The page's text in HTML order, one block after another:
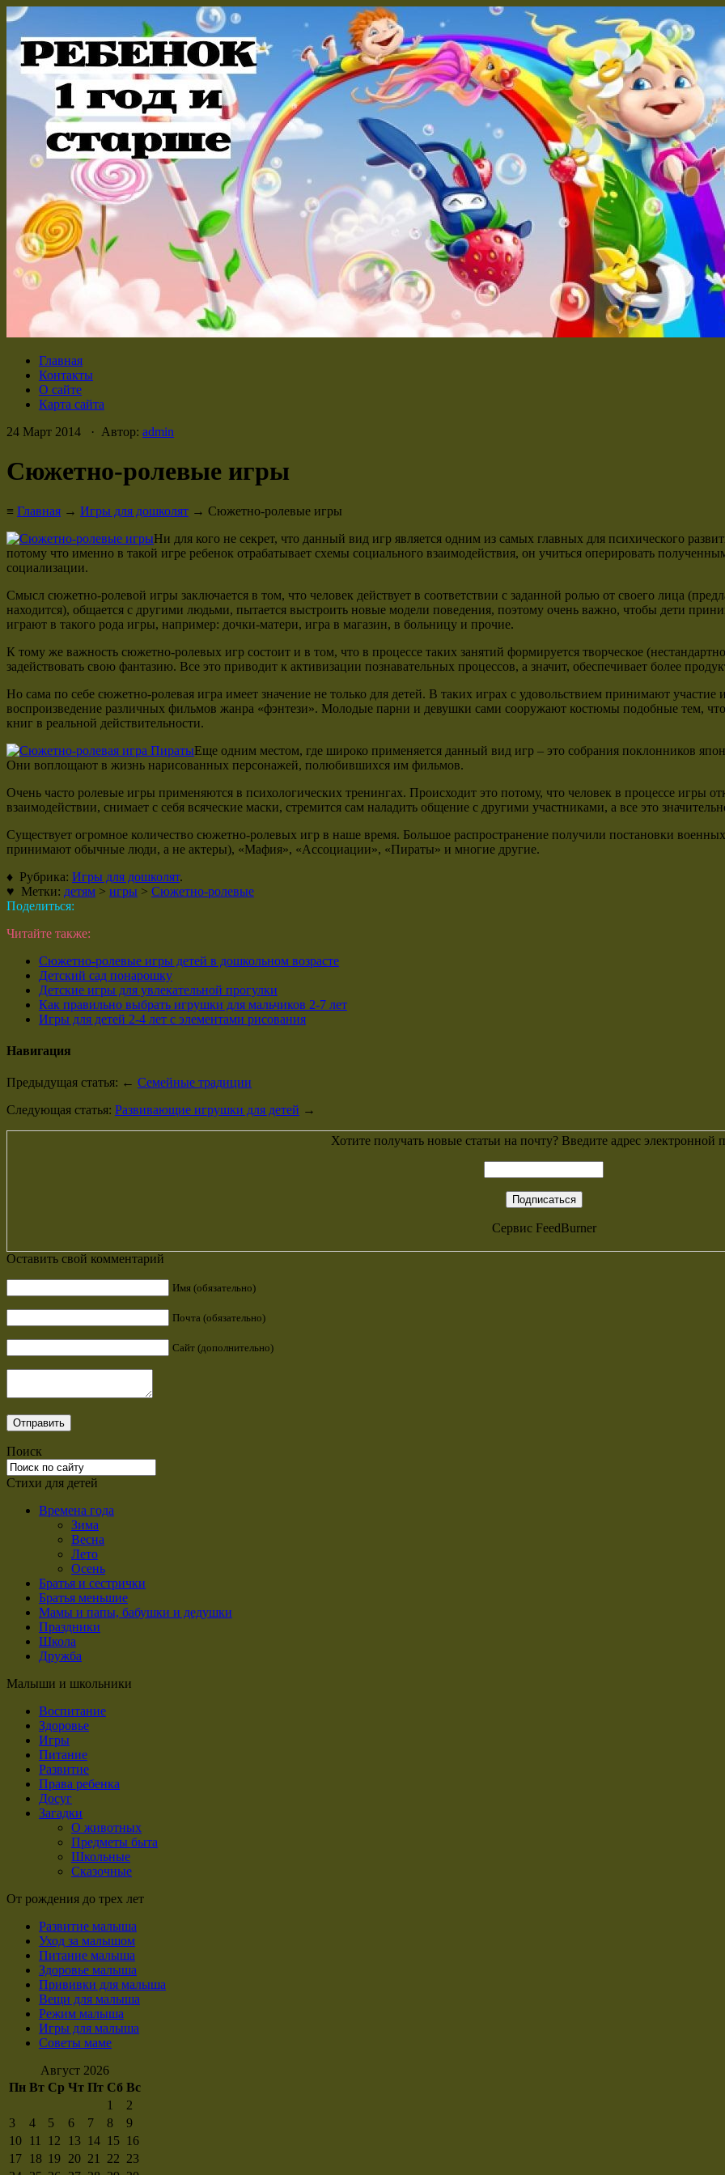
Главная
Контакты
О сайте
Карта сайта
24 Март 2014 · Автор: admin
Сюжетно-ролевые игры
≡ Главная → Игры для дошколят → Сюжетно-ролевые игры
Ни для кого не секрет, что данный вид игр является одним из самых главных для психического
потому что именно в такой игре ребенок отрабатывает схемы социального взаимодействия, он учиться оперировать
социализации.
Смысл сюжетно-ролевой игры заключается в том, что человек действует в соответствии с заданной ролью от своего лица
находится), общается с другими людьми, пытается выстроить новые модели поведения, поэтому очень важно, чтобы дети
играют в такого рода игры, например: дочки-матери, игра в магазин, в больницу и прочие.
К тому же важность сюжетно-ролевых игр состоит и в том, что в процессе таких занятий формируется творческое
задействовать свою фантазию. Все это приводит к активизации познавательных процессов, а значит, обеспечивает более
Но сама по себе сюжетно-ролевая игра имеет значение не только для детей. В таких играх с удовольствием принимают
воспроизведение различных фильмов жанра «фэнтези». Молодые парни и девушки сами сооружают костюмы подобные тем,
книг в реальной действительности.
Еще одним местом, где широко применяется данный вид игр – это собрания поклонников
Они воплощают в жизнь нарисованных персонажей, полюбившихся им фильмов.
Очень часто ролевые игры применяются в психологических тренингах. Происходит это потому, что человек в процессе игры
взаимодействии, снимает с себя всяческие маски, стремится сам наладить общение с другими участниками, а все это
Существует огромное количество сюжетно-ролевых игр в наше время. Большое распространение получили постановки
принимают обычные люди, а не актеры), «Мафия», «Ассоциации», «Пираты» и многие другие.
♦ Рубрика: Игры для дошколят.
♥ Метки: детям > игры > Сюжетно-ролевые
Поделиться:
Читайте также:
Cюжетно-ролевые игры детей в дошкольном возрасте
Детский сад понарошку
Детские игры для увлекательной прогулки
Как правильно выбрать игрушки для мальчиков 2-7 лет
Игры для детей 2-4 лет с элементами рисования
Навигация
Предыдущая статья: ← Семейные традиции
Следующая статья: Развивающие игрушки для детей →
Хотите получать новые статьи на почту? Введите адрес электронной
Сервис FeedBurner
Оставить свой комментарий
Имя (обязательно)
Почта (обязательно)
Сайт (дополнительно)
Поиск
Стихи для детей
Времена года
Зима
Весна
Лето
Осень
Братья и сестрички
Братья меньшие
Мамы и папы, бабушки и дедушки
Праздники
Школа
Дружба
Малыши и школьники
Воспитание
Здоровье
Игры
Питание
Развитие
Права ребенка
Досуг
Загадки
О животных
Предметы быта
Школьные
Сказочные
От рождения до трех лет
Развитие малыша
Уход за малышом
Питание малыша
Здоровье малыша
Прививки для малыша
Вещи для малыша
Режим малыша
Игры для малыша
Советы маме
Август 2026
Пн Вт Ср Чт Пт Сб Вс
1
2
3
4 5 6 7 8
9
10
11 12 13 14 15 16
17
18 19 20 21 22 23